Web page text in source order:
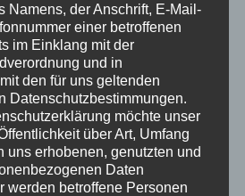
Namens, der Anschrift, E-Mail-
einer betroffenen
im Einklang mit der
und in
den für uns geltenden
Datenschutzbestimmungen.
möchte unser
über Art, Umfang
uns erhobenen, genutzten und
Daten
werden betroffene Personen